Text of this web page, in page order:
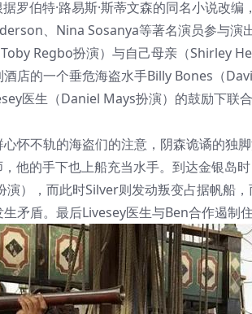
罗伯特·路易斯·斯蒂文森的同名小说改
、Nina Sosanya等著名演员参与演出
Regbo扮演）与自己母亲（Shirley
店的一个垂危海盗水手Billy Bones（
医生（Daniel Mays扮演）的鼓励下联
怀不轨的海盗们的注意，阴森诡谲的独
他的手下也上船充当水手。到达金银岛
），而此时Silver则发动叛变占据帆船
矛盾。最后Livesey医生与Ben合作遏制